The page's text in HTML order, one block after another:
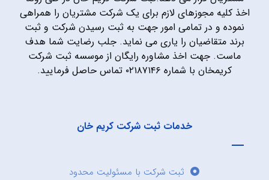
اخذ کلیه مجوزهای لازم برای یک شرکت مشتریان را همراهی
نموده و در تمامی امور جهت به ثبت رسیدن شرکت و ثبت
برند متقاضیان را یاری می نماید. جلب رضایت شما هدف
ماست. جهت اخذ مشاوره رایگان از موسسه ثبت شرکت
کریمخان با شماره ۰۲۱۸۷۱۴۶ تماس حاصل فرمایید.
خدمات ثبت شرکت کریم خان
ثبت شرکت با مسئولیت محدود